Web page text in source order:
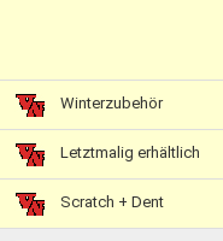
Winterzubehör
Letztmalig erhältlich
Scratch + Dent